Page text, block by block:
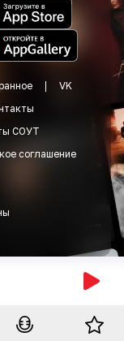
VK
СОУТ
соглашение